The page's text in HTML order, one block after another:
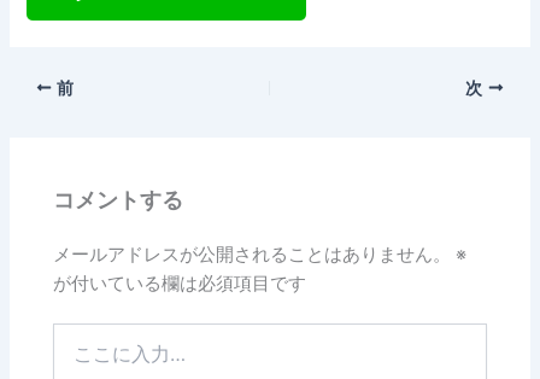
前 次
コメントする
メールアドレスが公開されることはありません。
※
が付いている欄は必須項目です